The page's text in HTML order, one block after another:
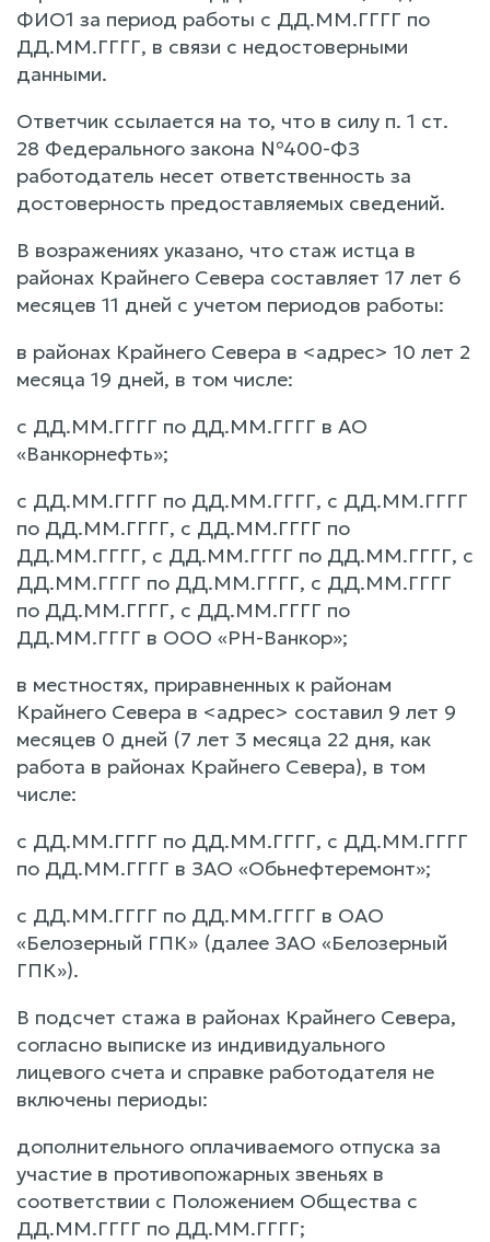
ФИО1 за период работы с ДД.ММ.ГГГГ по
ДД.ММ.ГГГГ, в связи с недостоверными
данными.
Ответчик ссылается на то, что в силу п. 1 ст.
28 Федерального закона №400-ФЗ
работодатель несет ответственность за
достоверность предоставляемых сведений.
В возражениях указано, что стаж истца в
районах Крайнего Севера составляет 17 лет 6
месяцев 11 дней с учетом периодов работы:
в районах Крайнего Севера в <адрес> 10 лет 2
месяца 19 дней, в том числе:
с ДД.ММ.ГГГГ по ДД.ММ.ГГГГ в АО
«Ванкорнефть»;
с ДД.ММ.ГГГГ по ДД.ММ.ГГГГ, с ДД.ММ.ГГГГ
по ДД.ММ.ГГГГ, с ДД.ММ.ГГГГ по
ДД.ММ.ГГГГ, с ДД.ММ.ГГГГ по ДД.ММ.ГГГГ, с
ДД.ММ.ГГГГ по ДД.ММ.ГГГГ, с ДД.ММ.ГГГГ
по ДД.ММ.ГГГГ, с ДД.ММ.ГГГГ по
ДД.ММ.ГГГГ в ООО «РН-Ванкор»;
в местностях, приравненных к районам
Крайнего Севера в <адрес> составил 9 лет 9
месяцев 0 дней (7 лет 3 месяца 22 дня, как
работа в районах Крайнего Севера), в том
числе:
с ДД.ММ.ГГГГ по ДД.ММ.ГГГГ, с ДД.ММ.ГГГГ
по ДД.ММ.ГГГГ в ЗАО «Обьнефтеремонт»;
с ДД.ММ.ГГГГ по ДД.ММ.ГГГГ в ОАО
«Белозерный ГПК» (далее ЗАО «Белозерный
ГПК»).
В подсчет стажа в районах Крайнего Севера,
согласно выписке из индивидуального
лицевого счета и справке работодателя не
включены периоды:
дополнительного оплачиваемого отпуска за
участие в противопожарных звеньях в
соответствии с Положением Общества с
ДД.ММ.ГГГГ по ДД.ММ.ГГГГ;